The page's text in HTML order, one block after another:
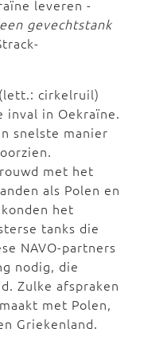
leveren -
een gevechtstank
(lett.: cirkelruil)
inval in Oekraïne.
snelste manier
met het
als Polen en
het
tanks die
NAVO-partners
nodig, die
Zulke afspraken
met Polen,
Griekenland.